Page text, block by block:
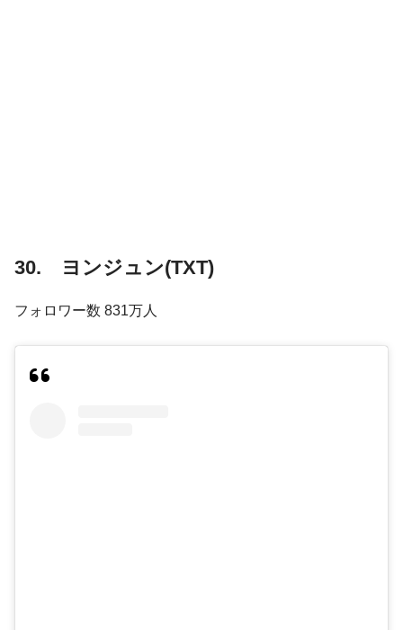
30. ヨンジュン(TXT)
フォロワー数 831万人